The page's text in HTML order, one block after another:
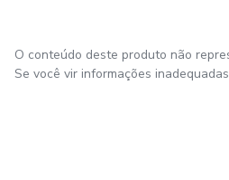
O conteúdo deste produto não
Se você vir informações